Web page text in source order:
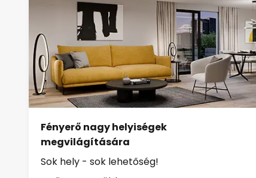
Fényerő nagy helyiségek
megvilágítására
Sok hely - sok lehetőség!